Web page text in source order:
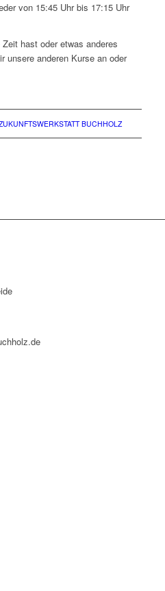
von 15:45 Uhr bis 17:15 Uhr
hast oder etwas anderes
unsere anderen Kurse an oder
BUCHHOLZ